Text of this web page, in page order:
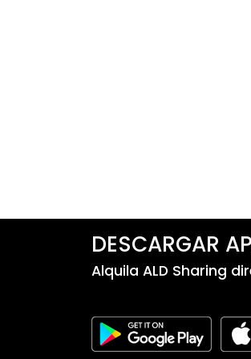
DESCARGAR
Alquila ALD Sharing